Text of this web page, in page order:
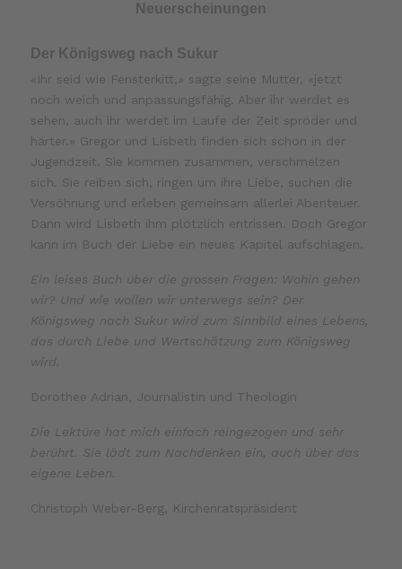
Neuerscheinungen
Der Königsweg nach Sukur
«Ihr seid wie Fensterkitt,» sagte seine Mutter, «jetzt
noch weich und anpassungsfähig. Aber ihr werdet es
sehen, auch ihr werdet im Laufe der Zeit spröder und
härter.» Gregor und Lisbeth finden sich schon in der
Jugendzeit. Sie kommen zusammen, verschmelzen
sich. Sie reiben sich, ringen um ihre Liebe, suchen die
Versöhnung und erleben gemeinsam allerlei Abenteuer.
Dann wird Lisbeth ihm plötzlich entrissen. Doch Gregor
kann im Buch der Liebe ein neues Kapitel aufschlagen.
Ein leises Buch über die grossen Fragen: Wohin gehen
wir? Und wie wollen wir unterwegs sein? Der
Königsweg nach Sukur wird zum Sinnbild eines Lebens,
das durch Liebe und Wertschätzung zum Königsweg
wird.
Dorothee Adrian, Journalistin und Theologin
Die Lektüre hat mich einfach reingezogen und sehr
berührt. Sie lädt zum Nachdenken ein, auch über das
eigene Leben.
Christoph Weber-Berg, Kirchenratspräsident